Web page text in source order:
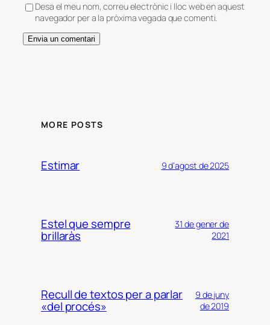
Desa el meu nom, correu electrònic i lloc web en aquest
navegador per a la pròxima vegada que comenti.
MORE POSTS
Estimar 9 d’agost de 2025
Estel que sempre
brillaràs
31 de gener de
2021
Recull de textos per a parlar
«del procés»
9 de juny
de 2019